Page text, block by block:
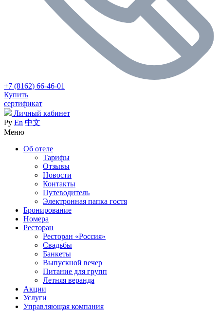
+7 (8162) 66-46-01
Купить
сертификат
Личный кабинет
Ру En 中文
Меню
Об отеле
Тарифы
Отзывы
Новости
Контакты
Путеводитель
Электронная папка гостя
Бронирование
Номера
Ресторан
Ресторан «Россия»
Свадьбы
Банкеты
Выпускной вечер
Питание для групп
Летняя веранда
Акции
Услуги
Управляющая компания